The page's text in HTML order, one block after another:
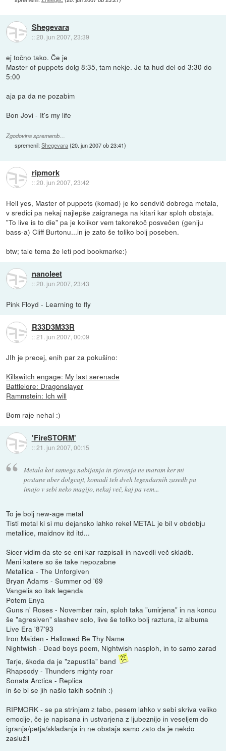
Shegevara
::20. jun 2007, 23:39
ej točno tako. Če je
Master of puppets dolg 8:35, tam nekje. Je ta hud del od 3:30 do
5:00
aja pa da ne pozabim
Bon Jovi - It's my life
Zgodovina sprememb…
spremenil:Shegevara(20. jun 2007 ob 23:41)
ripmork
::20. jun 2007, 23:42
Hell yes, Master of puppets (komad) je ko sendvič dobrega metala,
v sredici pa nekaj najlepše zaigranega na kitari kar sploh obstaja.
"To live is to die" pa je kolikor vem takorekoč posvečen (geniju
bass-a) Cliff Burtonu...in je zato še toliko bolj poseben.
btw; tale tema že leti pod bookmarke:)
nanoleet
::20. jun 2007, 23:43
Pink Floyd - Learning to fly
R33D3M33R
::21. jun 2007, 00:09
JIh je precej, enih par za pokušino:
Killswitch engage: My last serenade
Battlelore: Dragonslayer
Rammstein: Ich will
Bom raje nehal :)
'FireSTORM'
::21. jun 2007, 00:15
Metala kot samega nabijanja in rjovenja ne maram ker mi
postane uber dolgcajt, komadi teh dveh legendarnih zasedb pa
imajo v sebi neko magijo, nekaj več, kaj pa vem...
To je bolj new-age metal
Tisti metal ki si mu dejansko lahko rekel METAL je bil v obdobju
metallice, maidnov itd itd...
Sicer vidim da ste se eni kar razpisali in navedli več skladb.
Meni katere so še take nepozabne
Metallica - The Unforgiven
Bryan Adams - Summer od '69
Vangelis so itak legenda
Potem Enya
Guns n' Roses - November rain, sploh taka "umirjena" in na koncu
še "agresiven" slashev solo, live še toliko bolj raztura, iz albuma
Live Era '87'93
Iron Maiden - Hallowed Be Thy Name
Nightwish - Dead boys poem, Nightwish nasploh, in to samo zarad
Tarje, škoda da je "zapustila" band
Rhapsody - Thunders mighty roar
Sonata Arctica - Replica
in še bi se jih našlo takih sočnih :)
RIPMORK - se pa strinjam z tabo, pesem lahko v sebi skriva veliko
emocije, če je napisana in ustvarjena z ljubeznijo in veseljem do
igranja/petja/skladanja in ne obstaja samo zato da je nekdo
zaslužil